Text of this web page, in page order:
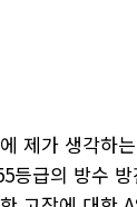
제가 생각하
등급의 방수